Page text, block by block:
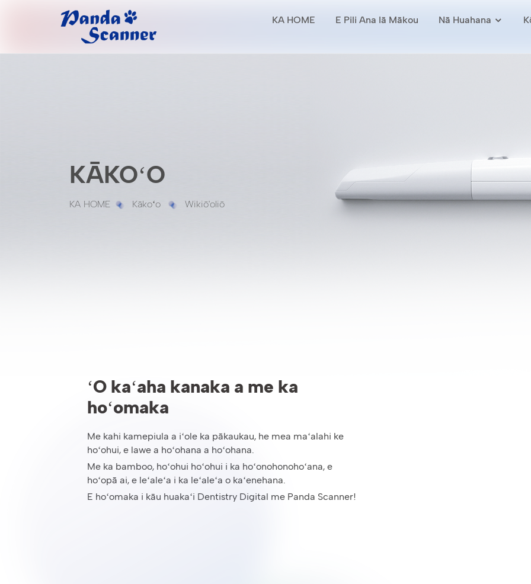
KA HOME E Pili Ana Iā Mākou Nā Huahana
KĀKOʻO
KA HOME Kākoʻo Wikiō'oliō
ʻO kaʻaha kanaka a me ka
hoʻomaka
Me kahi kamepiula a iʻole ka pākaukau, he mea maʻalahi ke
hoʻohui, e lawe a hoʻohana a hoʻohana.
Me ka bamboo, hoʻohui hoʻohui i ka hoʻonohonohoʻana, e
hoʻopā ai, e leʻaleʻa i ka leʻaleʻa o kaʻenehana.
E hoʻomaka i kāu huakaʻi Dentistry Digital me Panda Scanner!